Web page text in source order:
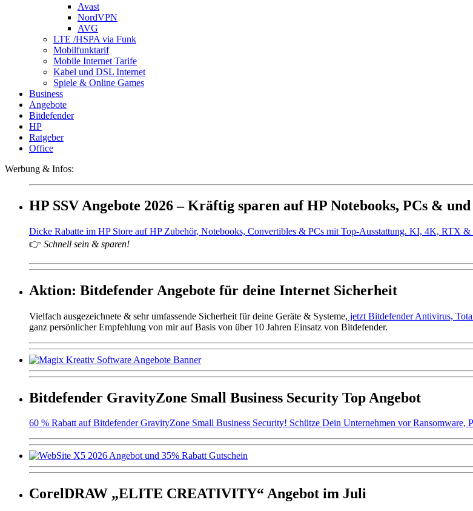
Avast
NordVPN
AVG
LTE /HSPA via Funk
Mobilfunktarif
Mobile Internet Tarife
Kabel und DSL Internet
Spiele & Online Games
Business
Angebote
Bitdefender
HP
Ratgeber
Office
Werbung & Infos:
HP SSV Angebote 2026 – Kräftig sparen auf HP Notebooks, PCs &
Dicke Rabatte im HP Store auf HP Zubehör, Notebooks, Convertibles & PCs mit Top-Ausstattung. KI, 4K, RTX
👉 Schnell sein & sparen!
Aktion: Bitdefender Angebote für deine Internet Sicherheit
Vielfach ausgezeichnete & sehr umfassende Sicherheit für deine Geräte & Systeme, jetzt Bitdefender Antivirus,
ganz persönlicher Empfehlung von mir auf Basis von über 10 Jahren Einsatz von Bitdefender.
Bitdefender GravityZone Small Business Security Top Angebot
60 % Rabatt auf Bitdefender GravityZone Small Business Security! Schütze Dein Unternehmen vor Ransomware,
CorelDRAW „ELITE CREATIVITY“ Angebot im Juli